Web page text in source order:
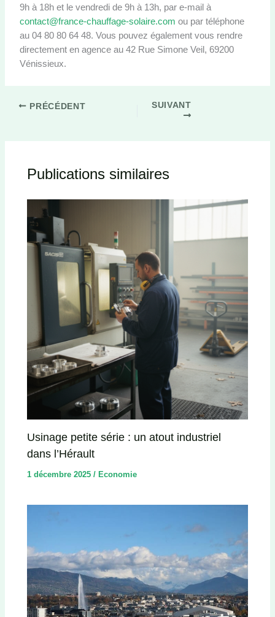
9h à 18h et le vendredi de 9h à 13h, par e-mail à
contact@france-chauffage-solaire.com ou par téléphone
au 04 80 80 64 48. Vous pouvez également vous rendre
directement en agence au 42 Rue Simone Veil, 69200
Vénissieux.
PRÉCÉDENT SUIVANT
Publications similaires
Usinage petite série : un atout industriel
dans l’Hérault
1 décembre 2025/Economie